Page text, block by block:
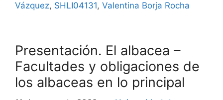
Vázquez, SHLI04131, Valentina Borja Rocha
Presentación. El albacea –
Facultades y obligaciones de
los albaceas en lo principal